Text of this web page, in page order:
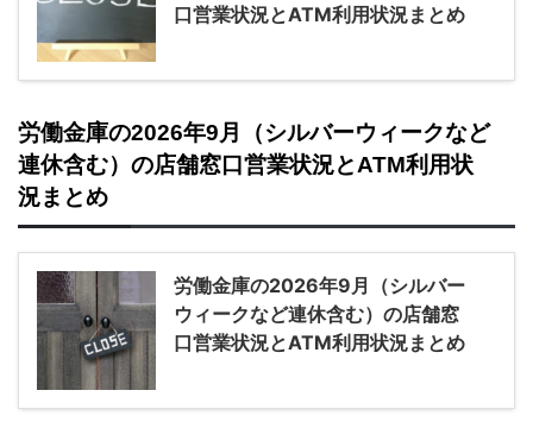
口営業状況とATM利用状況まとめ
労働金庫の2026年9月（シルバーウィークなど
連休含む）の店舗窓口営業状況とATM利用状
況まとめ
労働金庫の2026年9月（シルバー
ウィークなど連休含む）の店舗窓
口営業状況とATM利用状況まとめ